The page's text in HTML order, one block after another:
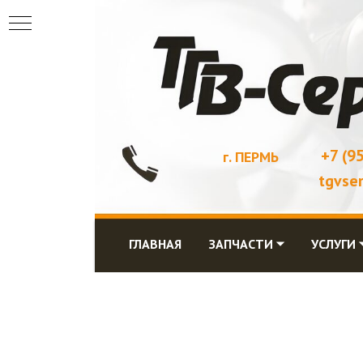
г. ПЕРМЬ
+7
ГЛАВНАЯ ЗАПЧАСТИ ⏷ УСЛУГИ